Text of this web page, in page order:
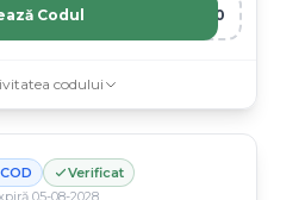
D40
Codul
codului
COD
Verificat
05-08-2028